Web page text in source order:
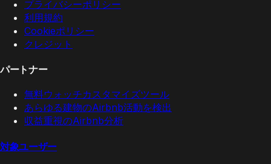
プライバシーポリシー
利用規約
Cookieポリシー
クレジット
パートナー
無料ウォッチカスタマイズツール
あらゆる建物のAirbnb活動を検出
収益重視のAirbnb分析
対象ユーザー